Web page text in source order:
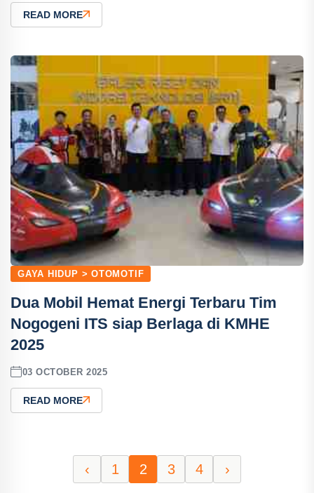
READ MORE
GAYA HIDUP > OTOMOTIF
Dua Mobil Hemat Energi Terbaru Tim
Nogogeni ITS siap Berlaga di KMHE
2025
03 OCTOBER 2025
READ MORE
‹ 1 2 3 4 ›